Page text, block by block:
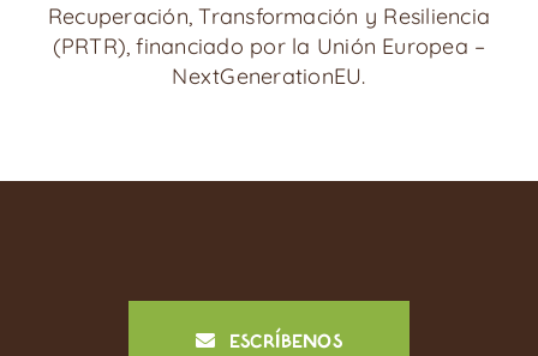
Recuperación, Transformación y Resiliencia
(PRTR), financiado por la Unión Europea –
NextGenerationEU.
ESCRÍBENOS